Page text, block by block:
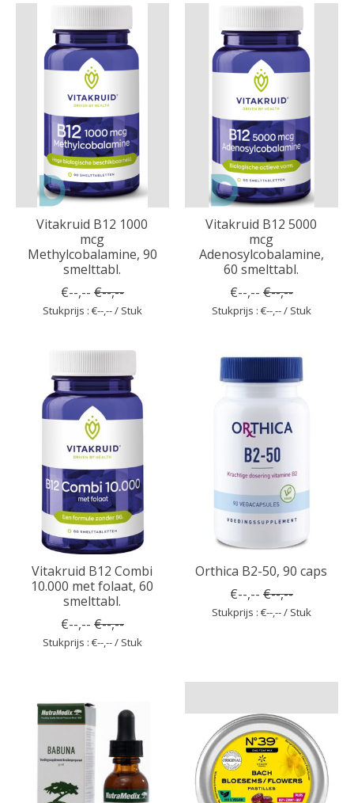
Vitakruid B12 1000
mcg
Methylcobalamine, 90
smelttabl.
€--,-- €--,--
Stukprijs : €--,-- / Stuk
Vitakruid B12 5000
mcg
Adenosylcobalamine,
60 smelttabl.
€--,-- €--,--
Stukprijs : €--,-- / Stuk
Vitakruid B12 Combi
10.000 met folaat, 60
smelttabl.
€--,-- €--,--
Stukprijs : €--,-- / Stuk
Orthica B2-50, 90 caps
€--,-- €--,--
Stukprijs : €--,-- / Stuk